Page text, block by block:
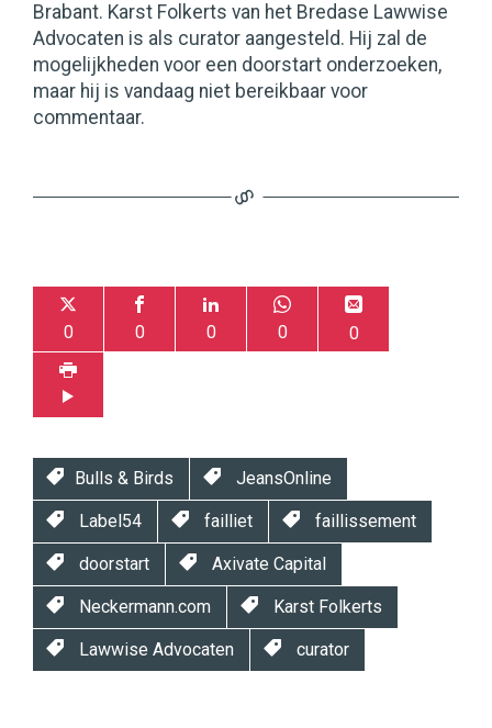
Brabant. Karst Folkerts van het Bredase Lawwise
Advocaten is als curator aangesteld. Hij zal de
mogelijkheden voor een doorstart onderzoeken,
maar hij is vandaag niet bereikbaar voor
commentaar.
0 0 0 0 0
Bulls & Birds JeansOnline
Label54 failliet faillissement
doorstart Axivate Capital
Neckermann.com Karst Folkerts
Lawwise Advocaten curator